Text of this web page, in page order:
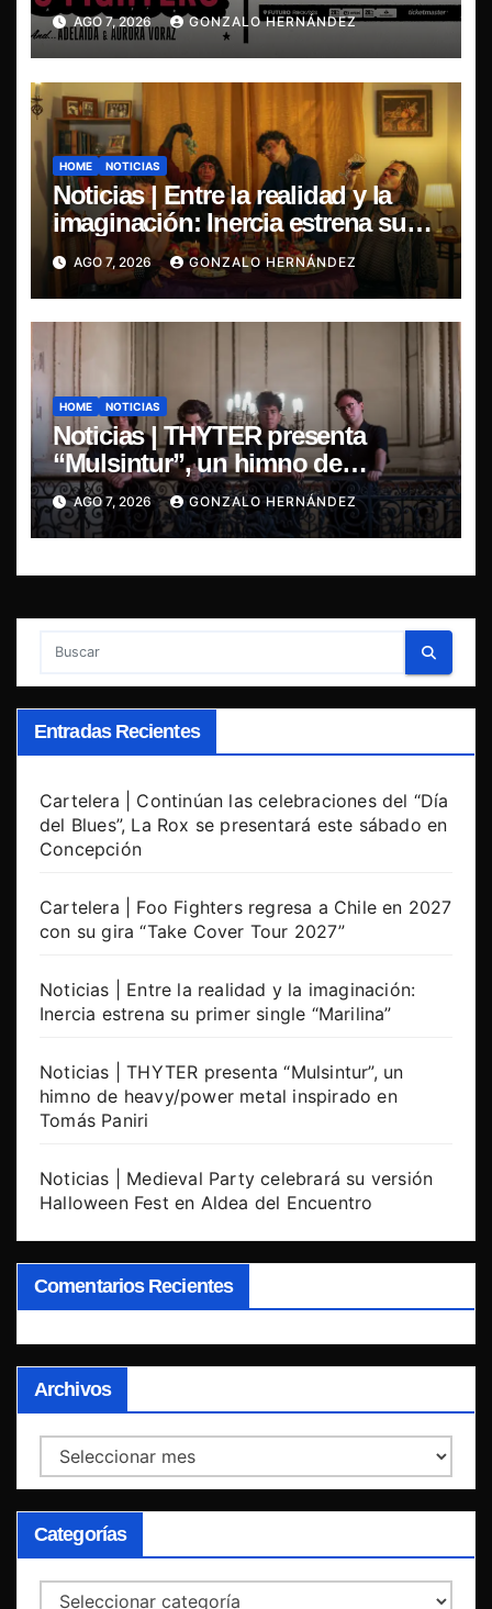
Cover Tour 2027”
AGO 7, 2026 GONZALO HERNÁNDEZ
HOME NOTICIAS
Noticias | Entre la realidad y la
imaginación: Inercia estrena su
primer single “Marilina”
AGO 7, 2026 GONZALO HERNÁNDEZ
HOME NOTICIAS
Noticias | THYTER presenta
“Mulsintur”, un himno de
heavy/power metal inspirado en
Tomás Paniri
AGO 7, 2026 GONZALO HERNÁNDEZ
Entradas Recientes
Cartelera | Continúan las celebraciones del “Día
del Blues”, La Rox se presentará este sábado en
Concepción
Cartelera | Foo Fighters regresa a Chile en 2027
con su gira “Take Cover Tour 2027”
Noticias | Entre la realidad y la imaginación:
Inercia estrena su primer single “Marilina”
Noticias | THYTER presenta “Mulsintur”, un
himno de heavy/power metal inspirado en
Tomás Paniri
Noticias | Medieval Party celebrará su versión
Halloween Fest en Aldea del Encuentro
Comentarios Recientes
Archivos
Archivos
Categorías
Categorías